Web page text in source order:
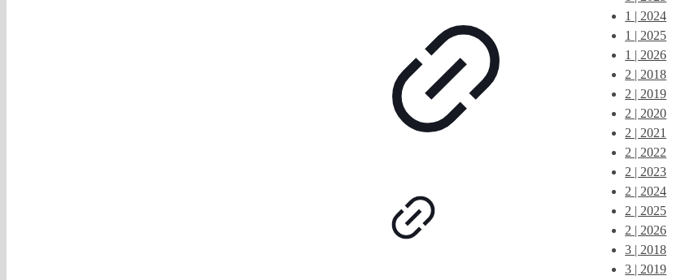
1 | 2024
1 | 2025
1 | 2026
2 | 2018
2 | 2019
2 | 2020
2 | 2021
2 | 2022
2 | 2023
2 | 2024
2 | 2025
2 | 2026
3 | 2018
3 | 2019